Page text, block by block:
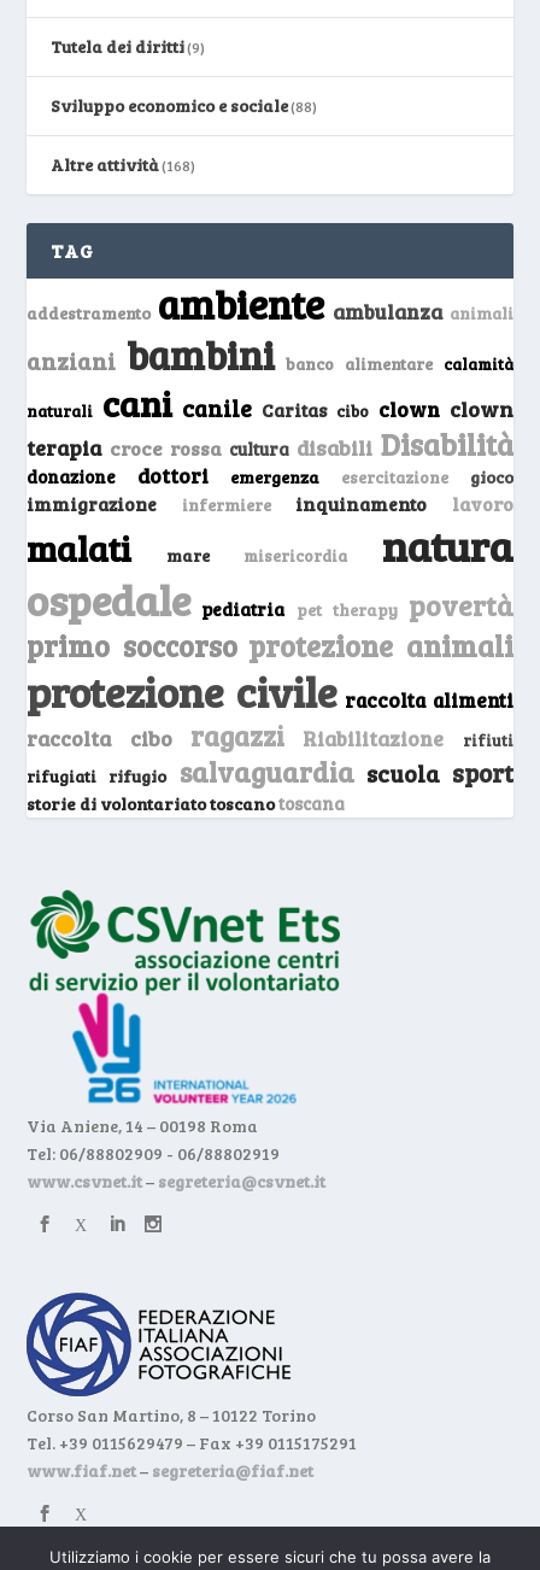
Tutela dei diritti(9)
Sviluppo economico e sociale(88)
Altre attività(168)
TAG
addestramento ambiente ambulanza animali
anziani bambini banco alimentare calamità
naturali cani canile Caritas cibo clown clown
terapia croce rossa cultura disabili Disabilità
donazione dottori emergenza esercitazione gioco
immigrazione infermiere inquinamento lavoro
malati mare misericordia natura
ospedale pediatria pet therapy povertà
primo soccorso protezione animali
protezione civile raccolta alimenti
raccolta cibo ragazzi Riabilitazione
rifiuti
rifugiati
rifugio salvaguardia scuola sport
storie di volontariato toscanotoscana
Via Aniene, 14 – 00198 Roma
Tel: 06/88802909 - 06/88802919
www.csvnet.it– segreteria@csvnet.it
Corso San Martino, 8 – 10122 Torino
Tel. +39 0115629479 – Fax +39 0115175291
www.fiaf.net– segreteria@fiaf.net
Utilizziamo i cookie per essere sicuri che tu possa avere la